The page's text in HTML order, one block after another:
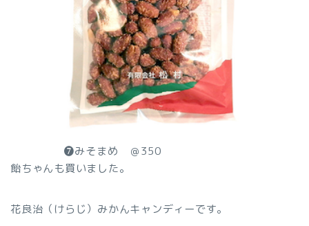
❼みそまめ ＠350
飴ちゃんも買いました。
花良治（けらじ）みかんキャンディーです。